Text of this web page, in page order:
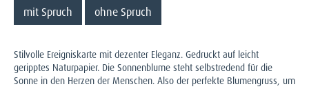
mit Spruch ohne Spruch
Stilvolle Ereigniskarte mit dezenter Eleganz. Gedruckt auf leicht
geripptes Naturpapier. Die Sonnenblume steht selbstredend für die
Sonne in den Herzen der Menschen. Also der perfekte Blumengruss, um